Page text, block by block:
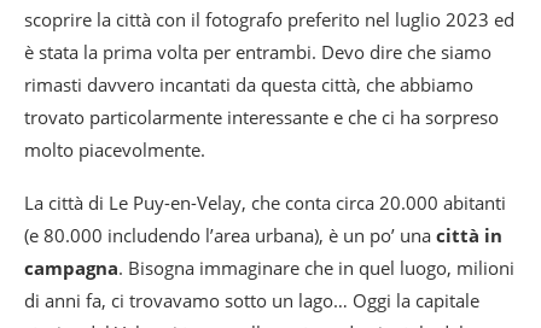
scoprire la città con il fotografo preferito nel luglio 2023 ed
è stata la prima volta per entrambi. Devo dire che siamo
rimasti davvero incantati da questa città, che abbiamo
trovato particolarmente interessante e che ci ha sorpreso
molto piacevolmente.
La città di Le Puy-en-Velay, che conta circa 20.000 abitanti
(e 80.000 includendo l’area urbana), è un po’ una città in
campagna. Bisogna immaginare che in quel luogo, milioni
di anni fa, ci trovavamo sotto un lago… Oggi la capitale